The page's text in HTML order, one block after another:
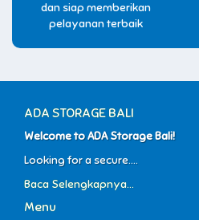
dan siap memberikan
pelayanan terbaik
ADA STORAGE BALI
Welcome to ADA Storage Bali!
Looking for a secure....
Baca Selengkapnya...
Menu